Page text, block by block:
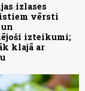
izlases
vērsti
izteikumi;
klajā ar